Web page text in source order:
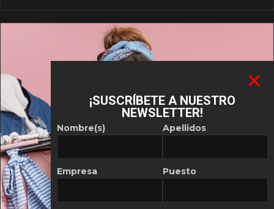
¡SUSCRÍBETE A NUESTRO
NEWSLETTER!
Nombre(s)
Empresa
Apellidos
Puesto